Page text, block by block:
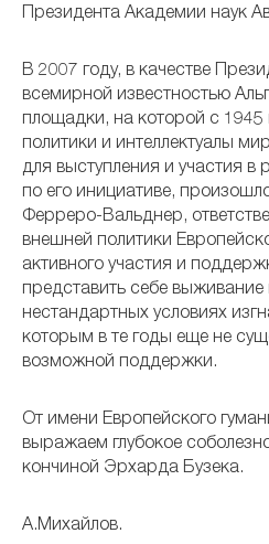
Президента Академии наук
В 2007 году, в качестве
всемирной известностью
площадки, на которой с 1945
политики и интеллектуалы
для выступления и участия
по его инициативе,
Ферреро-Вальднер,
внешней политики
активного участия и
представить себе выживание
нестандартных условиях
которым в те годы еще не
возможной поддержки.
От имени Европейского
выражаем глубокое
кончиной Эрхарда Бузека.
А.Михайлов.